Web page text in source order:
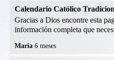
Calendario Católico
Gracias a Dios encontre esta
información completa que
Maria 6 meses